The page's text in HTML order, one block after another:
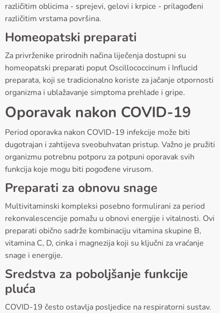
različitim oblicima - sprejevi, gelovi i krpice - prilagođeni
različitim vrstama površina.
Homeopatski preparati
Za privrženike prirodnih načina liječenja dostupni su
homeopatski preparati poput Oscillococcinum i Influcid
preparata, koji se tradicionalno koriste za jačanje otpornosti
organizma i ublažavanje simptoma prehlade i gripe.
Oporavak nakon COVID-19
Period oporavka nakon COVID-19 infekcije može biti
dugotrajan i zahtijeva sveobuhvatan pristup. Važno je pružiti
organizmu potrebnu potporu za potpuni oporavak svih
funkcija koje mogu biti pogođene virusom.
Preparati za obnovu snage
Multivitaminski kompleksi posebno formulirani za period
rekonvalescencije pomažu u obnovi energije i vitalnosti. Ovi
preparati obično sadrže kombinaciju vitamina skupine B,
vitamina C, D, cinka i magnezija koji su ključni za vraćanje
snage i energije.
Sredstva za poboljšanje funkcije
pluća
COVID-19 često ostavlja posljedice na respiratorni sustav.